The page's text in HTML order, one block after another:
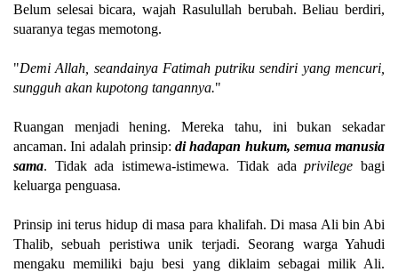
Belum selesai bicara, wajah Rasulullah berubah. Beliau berdiri,
suaranya tegas memotong.
"Demi Allah, seandainya Fatimah putriku sendiri yang mencuri,
sungguh akan kupotong tangannya."
Ruangan menjadi hening. Mereka tahu, ini bukan sekadar
ancaman. Ini adalah prinsip: di hadapan hukum, semua manusia
sama. Tidak ada istimewa-istimewa. Tidak adaprivilege bagi
keluarga penguasa.
Prinsip ini terus hidup di masa para khalifah. Di masa Ali bin Abi
Thalib, sebuah peristiwa unik terjadi. Seorang warga Yahudi
mengaku memiliki baju besi yang diklaim sebagai milik Ali.